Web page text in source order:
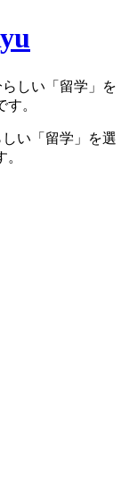
い 「留学」
を選